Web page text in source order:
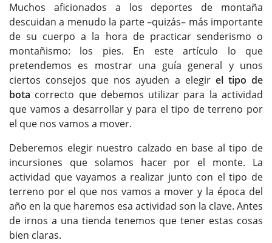
Muchos aficionados a los deportes de montaña
descuidan a menudo la parte –quizás– más importante
de su cuerpo a la hora de practicar senderismo o
montañismo: los pies. En este artículo lo que
pretendemos es mostrar una guía general y unos
ciertos consejos que nos ayuden a elegir el tipo de
bota correcto que debemos utilizar para la actividad
que vamos a desarrollar y para el tipo de terreno por
el que nos vamos a mover.
Deberemos elegir nuestro calzado en base al tipo de
incursiones que solamos hacer por el monte. La
actividad que vayamos a realizar junto con el tipo de
terreno por el que nos vamos a mover y la época del
año en la que haremos esa actividad son la clave. Antes
de irnos a una tienda tenemos que tener estas cosas
bien claras.